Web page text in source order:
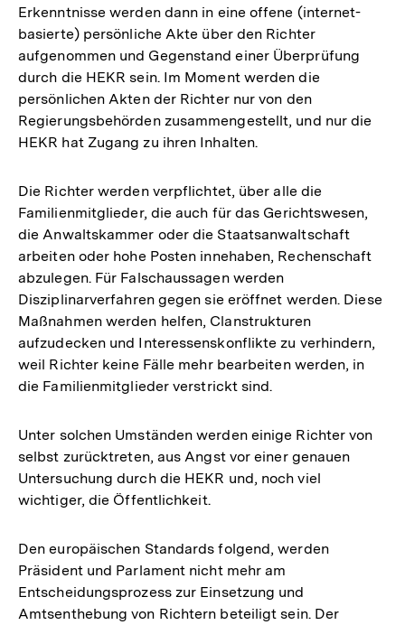
Erkenntnisse werden dann in eine offene (internet-
basierte) persönliche Akte über den Richter
aufgenommen und Gegenstand einer Überprüfung
durch die HEKR sein. Im Moment werden die
persönlichen Akten der Richter nur von den
Regierungsbehörden zusammengestellt, und nur die
HEKR hat Zugang zu ihren Inhalten.
Die Richter werden verpflichtet, über alle die
Familienmitglieder, die auch für das Gerichtswesen,
die Anwaltskammer oder die Staatsanwaltschaft
arbeiten oder hohe Posten innehaben, Rechenschaft
abzulegen. Für Falschaussagen werden
Disziplinarverfahren gegen sie eröffnet werden. Diese
Maßnahmen werden helfen, Clanstrukturen
aufzudecken und Interessenskonflikte zu verhindern,
weil Richter keine Fälle mehr bearbeiten werden, in
die Familienmitglieder verstrickt sind.
Unter solchen Umständen werden einige Richter von
selbst zurücktreten, aus Angst vor einer genauen
Untersuchung durch die HEKR und, noch viel
wichtiger, die Öffentlichkeit.
Den europäischen Standards folgend, werden
Präsident und Parlament nicht mehr am
Entscheidungsprozess zur Einsetzung und
Amtsenthebung von Richtern beteiligt sein. Der